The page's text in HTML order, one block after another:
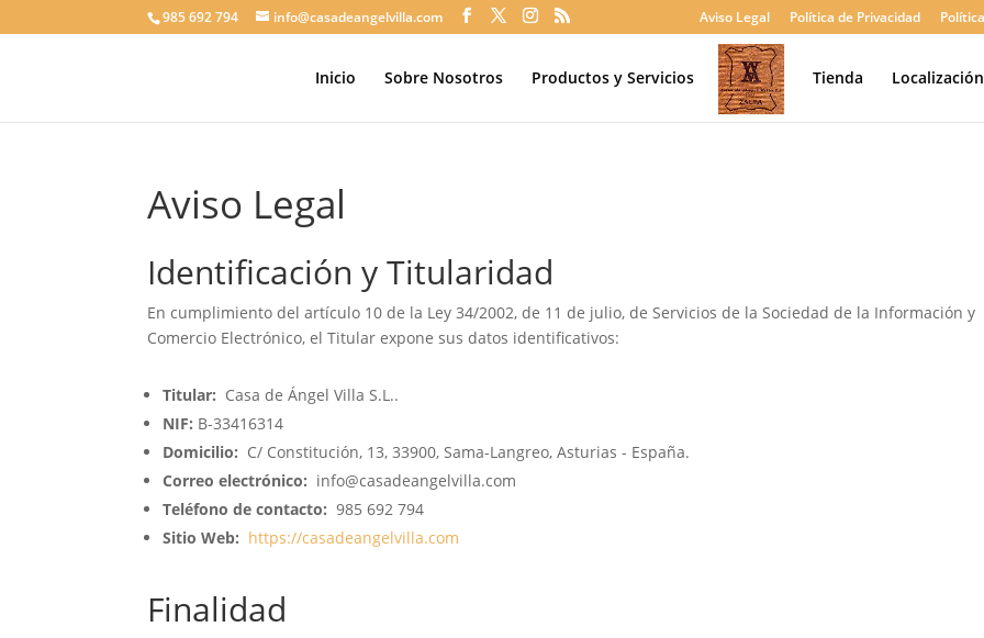
985 692 794 info@casadeangelvilla.com Aviso Legal Política de Privacidad
Inicio Sobre Nosotros Productos y Servicios Tienda
Aviso Legal
Identificación y Titularidad
En cumplimiento del artículo 10 de la Ley 34/2002, de 11 de julio, de Servicios de la Sociedad de la Información y
Comercio Electrónico, el Titular expone sus datos identificativos:
Titular: Casa de Ángel Villa S.L..
NIF: B-33416314
Domicilio: C/ Constitución, 13, 33900, Sama-Langreo, Asturias - España.
Correo electrónico: info@casadeangelvilla.com
Teléfono de contacto: 985 692 794
Sitio Web: https://casadeangelvilla.com
Finalidad